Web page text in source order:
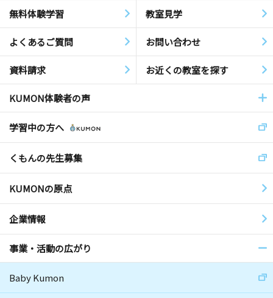
無料体験学習 教室見学
よくあるご質問 お問い合わせ
資料請求 お近くの教室を探す
KUMON体験者の声
学習中の方へ
くもんの先生募集
KUMONの原点
企業情報
事業・活動の広がり
Baby Kumon